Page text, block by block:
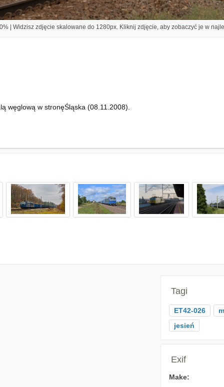
| Widzisz zdjęcie skalowane do 1280px. Kliknij zdjęcie, aby zobaczyć je w
węglową w stronęŚląska (08.11.2008).
Tagi
ET42-026
jesień
Exif
Make: